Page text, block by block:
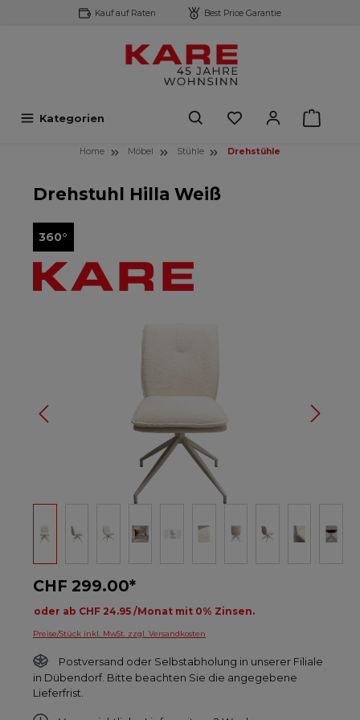
springen Kauf auf Raten Best Price Garantie
Kategorien
Home Möbel Stühle Drehstühle
Drehstuhl Hilla Weiß
360°
CHF 299.00*
oder ab CHF 24.95 /Monat mit 0% Zinsen.
Preise/Stück inkl. MwSt. zzgl. Versandkosten
Postversand oder Selbstabholung in unserer Filiale
in Dübendorf. Bitte beachten Sie die angegebene
Lieferfrist.